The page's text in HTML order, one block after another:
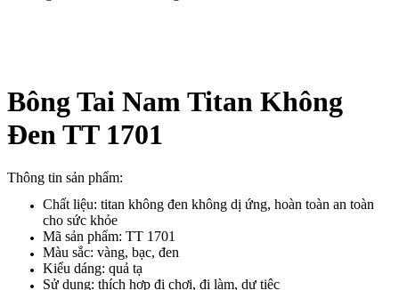
Bông Tai Nam Titan Không
Đen TT 1701
Thông tin sản phẩm:
Chất liệu: titan không đen không dị ứng, hoàn toàn an toàn
cho sức khỏe
Mã sản phẩm: TT 1701
Màu sắc: vàng, bạc, đen
Kiểu dáng: quả tạ
Sử dụng: thích hợp đi chơi, đi làm, dự tiệc